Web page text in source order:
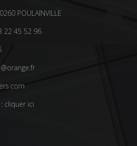
POULAINVILLE
22 45 52 96
cliquer ici